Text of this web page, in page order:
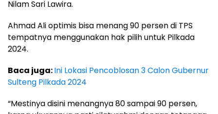
Nilam Sari Lawira.
Ahmad Ali optimis bisa menang 90 persen di TPS
tempatnya menggunakan hak pilih untuk Pilkada
2024.
Baca juga:Ini Lokasi Pencoblosan 3 Calon Gubernur
Sulteng Pilkada 2024
“Mestinya disini menangnya 80 sampai 90 persen,